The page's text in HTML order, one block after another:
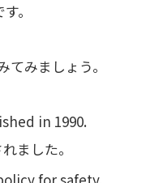
。
みましょう。
in 1990.
ました。